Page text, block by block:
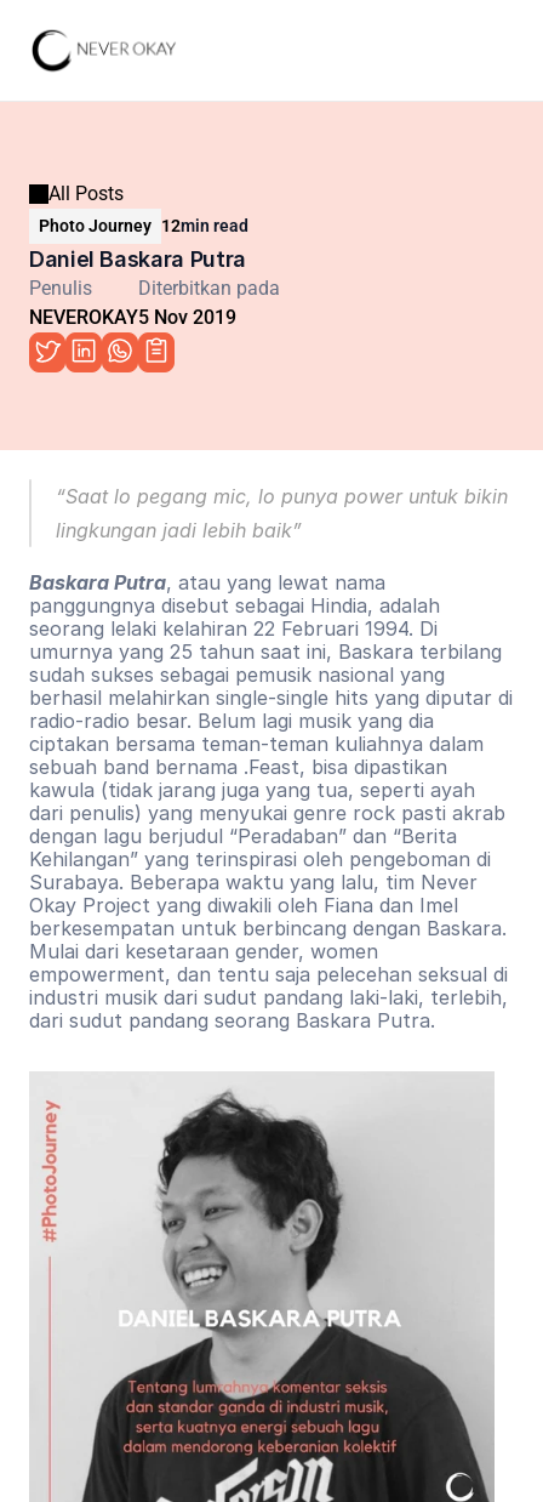
All Posts
Photo Journey 12min read
Daniel Baskara Putra
Penulis
NEVEROKAY
Diterbitkan pada
5 Nov 2019
“Saat lo pegang mic, lo punya power untuk bikin
lingkungan jadi lebih baik”
Baskara Putra, atau yang lewat nama
panggungnya disebut sebagai Hindia, adalah
seorang lelaki kelahiran 22 Februari 1994. Di
umurnya yang 25 tahun saat ini, Baskara terbilang
sudah sukses sebagai pemusik nasional yang
berhasil melahirkan single-single hits yang diputar di
radio-radio besar. Belum lagi musik yang dia
ciptakan bersama teman-teman kuliahnya dalam
sebuah band bernama .Feast, bisa dipastikan
kawula (tidak jarang juga yang tua, seperti ayah
dari penulis) yang menyukai genre rock pasti akrab
dengan lagu berjudul “Peradaban” dan “Berita
Kehilangan” yang terinspirasi oleh pengeboman di
Surabaya. Beberapa waktu yang lalu, tim Never
Okay Project yang diwakili oleh Fiana dan Imel
berkesempatan untuk berbincang dengan Baskara.
Mulai dari kesetaraan gender, women
empowerment, dan tentu saja pelecehan seksual di
industri musik dari sudut pandang laki-laki, terlebih,
dari sudut pandang seorang Baskara Putra.